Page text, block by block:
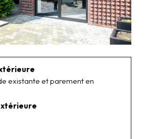
existante et parement en